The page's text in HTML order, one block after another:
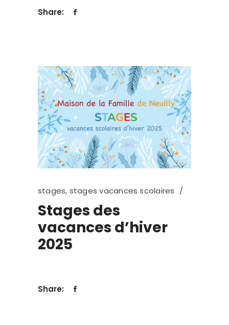
Share:
stages, stages vacances scolaires
Stages des
vacances d’hiver
2025
Share: